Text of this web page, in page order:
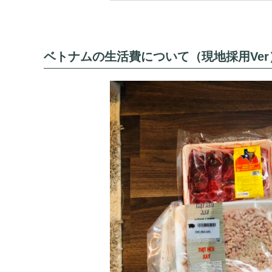
ベトナムの生活費について（現地採用Ver